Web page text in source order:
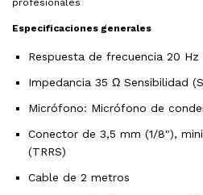
profesionales
Especificaciones generales
Respuesta de frecuencia 20
Impedancia 35 Ω Sensibilidad
Micrófono: Micrófono de
Conector de 3,5 mm (1/8"),
(TRRS)
Cable de 2 metros